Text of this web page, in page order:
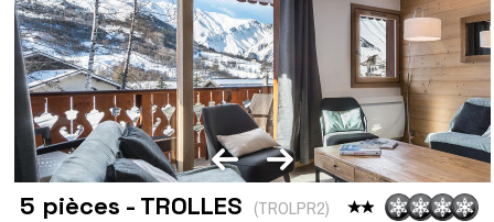
5 pièces - TROLLES (TROLPR2)